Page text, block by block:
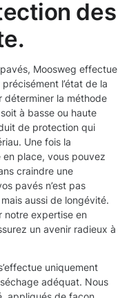
des
Moosweg effectue
l’état de la
déterminer la méthode
à basse ou haute
de protection qui
Une fois la
place, vous pouvez
craindre une
pavés n’est pas
aussi de longévité.
notre expertise en
un avenir radieux à
uniquement
adéquat. Nous